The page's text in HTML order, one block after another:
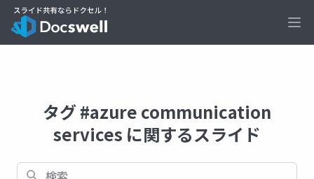
タグ #azure communication
services に関するスライド
検索